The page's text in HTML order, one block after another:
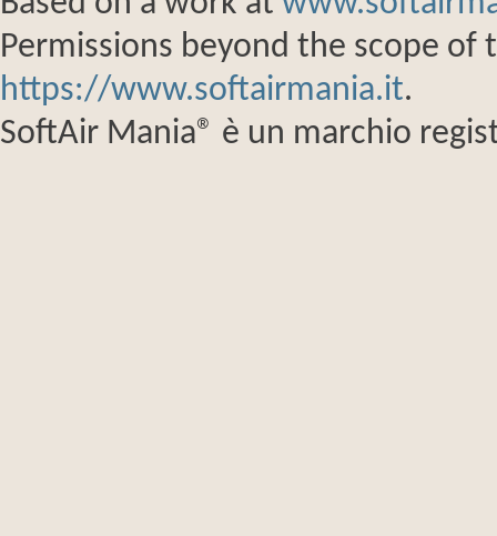
Permissions beyond the scope of
https://www.softairmania.it.
SoftAir Mania® è un marchio